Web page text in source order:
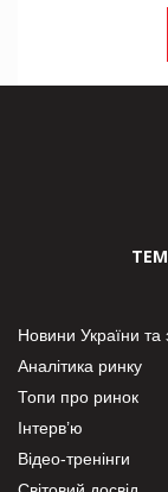
Новини України та
Аналітика ринку
Топи про ринок
Інтерв’ю
Відео-тренінги